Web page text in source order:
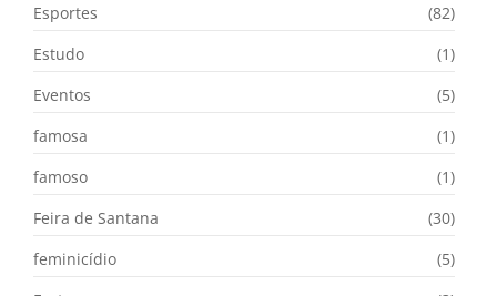
Esportes
(82)
Estudo
(1)
Eventos
(5)
famosa
(1)
famoso
(1)
Feira de Santana
(30)
feminicídio
(5)